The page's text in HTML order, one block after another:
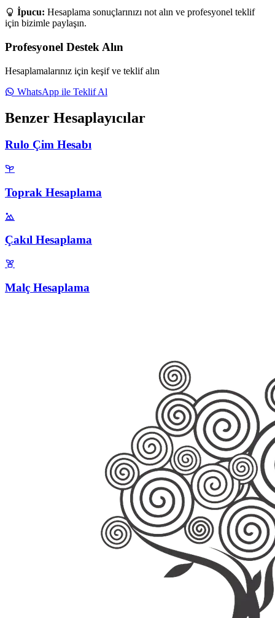
İpucu: Hesaplama sonuçlarınızı not alın ve profesyonel teklif
için bizimle paylaşın.
Profesyonel Destek Alın
Hesaplamalarınız için keşif ve teklif alın
WhatsApp ile Teklif Al
Benzer Hesaplayıcılar
Rulo Çim Hesabı
Toprak Hesaplama
Çakıl Hesaplama
Malç Hesaplama